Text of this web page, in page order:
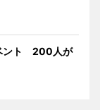
ント 200人が